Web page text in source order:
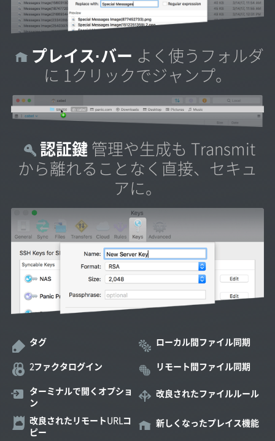
プレイス·バー よく使うフォルダ
に 1クリックでジャンプ。
認証鍵管理や生成も Transmit
から離れることなく直接、セキュ
アに。
タグ ローカル間ファイル同期
2ファクタログイン リモート間ファイル同期
ターミナルで開くオプショ
ン
改良されたファイルルール
改良されたリモート URL
コ
ピー
新しくなったプレイス機能